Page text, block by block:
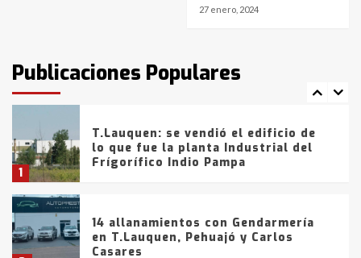
27 enero, 2024
Publicaciones Populares
fueron detenidos por
comercialización de drogas en la
tarde del sábado
1
T.Lauquen: se vendió el edificio de
lo que fue la planta Industrial del
Frígorífico Indio Pampa
14 allanamientos con Gendarmería
en T.Lauquen, Pehuajó y Carlos
Casares